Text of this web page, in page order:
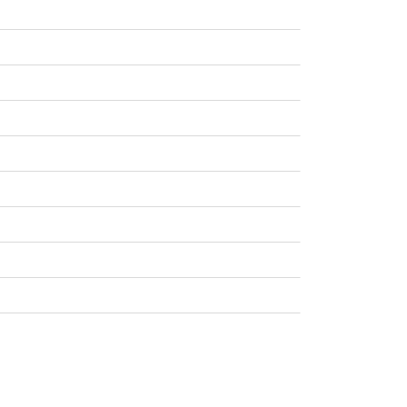
R5,Alienware 18,Alienware X51,Alienware
für Ihr Gerät handelt. Geben Sie hierfür bei